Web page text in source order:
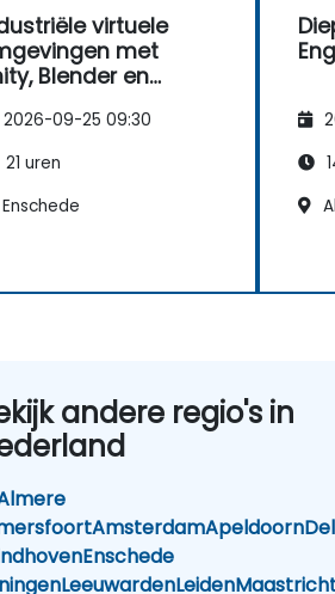
virtuele
met
Blender en
2026-09-25 09:30
21 uren
Enschede
andere regio's in
AmsterdamApeldoorn
Enschede
LeeuwardenLeiden